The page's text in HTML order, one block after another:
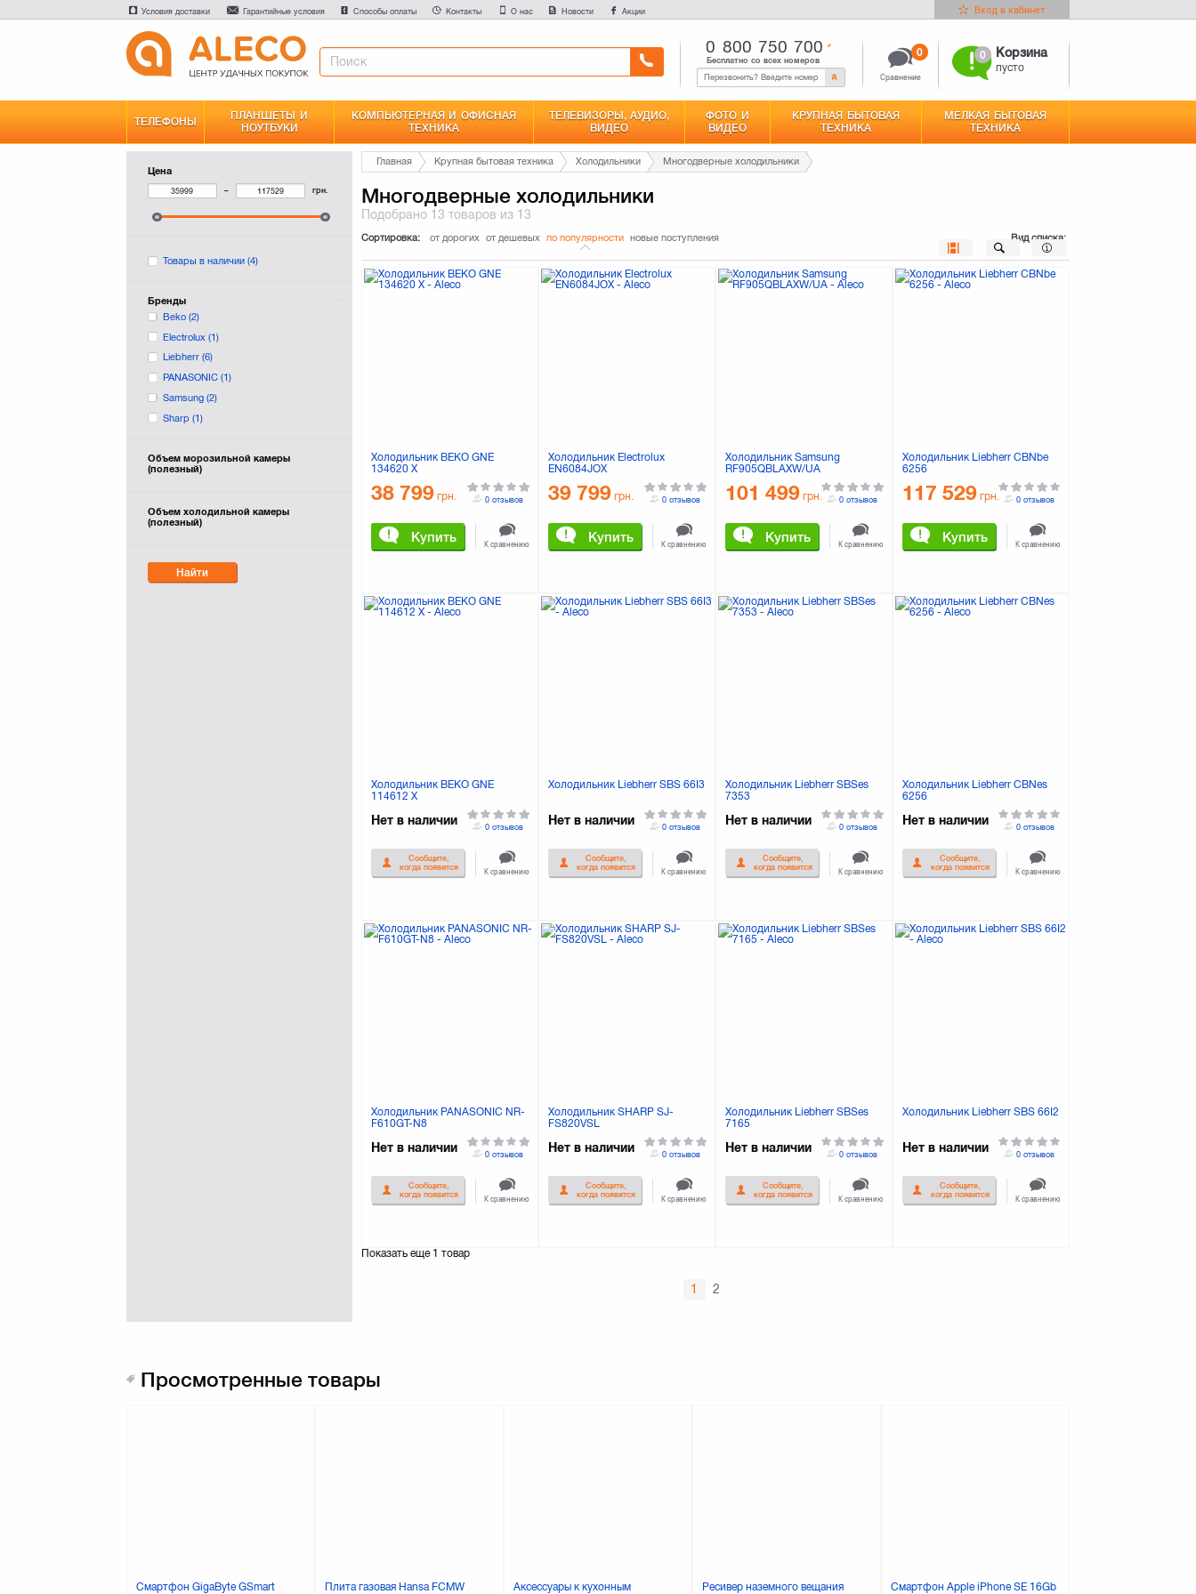
Условия доставки Гарантийные условия Способы оплаты Контакты О нас Новости Акции Вход в кабинет
0 800 750 700
Бесплатно со всех номеров
Сравнение
0 0 Корзина
пусто
ТЕЛЕФОНЫ
ПЛАНШЕТЫ И
НОУТБУКИ
КОМПЬЮТЕРНАЯ И ОФИСНАЯ
ТЕХНИКА
ТЕЛЕВИЗОРЫ, АУДИО,
ВИДЕО
ФОТО И
ВИДЕО
КРУПНАЯ БЫТОВАЯ
ТЕХНИКА
МЕЛКАЯ БЫТОВАЯ
ТЕХНИКА
Цена
– грн.
Товары в наличии(4)
Бренды
Beko(2)
Electrolux(1)
Liebherr(6)
PANASONIC(1)
Samsung(2)
Sharp(1)
Объем морозильной камеры
(полезный)
Объем холодильной камеры
(полезный)
Найти
Главная Крупная бытовая техника Холодильники Многодверные холодильники
Многодверные холодильники
Подобрано 13 товаров из 13
Сортировка: от дорогих от дешевых по популярности новые поступления Вид списка:
Холодильник BEKO GNE
134620 X
38 799 грн.
Купить
0 отзывов
К сравнению
Холодильник Electrolux
EN6084JOX
39 799 грн.
Купить
0 отзывов
К сравнению
Холодильник Samsung
RF905QBLAXW/UA
101 499 грн.
Купить
0 отзывов
К сравнению
Холодильник Liebherr CBNbe
6256
117 529 грн.
Купить
0 отзывов
К сравнению
Холодильник BEKO GNE
114612 X
Нет в наличии
Сообщите,
когда появится
0 отзывов
К сравнению
Холодильник Liebherr SBS 66I3
Нет в наличии
Сообщите,
когда появится
0 отзывов
К сравнению
Холодильник Liebherr SBSes
7353
Нет в наличии
Сообщите,
когда появится
0 отзывов
К сравнению
Холодильник Liebherr CBNes
6256
Нет в наличии
Сообщите,
когда появится
0 отзывов
К сравнению
Холодильник PANASONIC NR-
F610GT-N8
Нет в наличии
Сообщите,
когда появится
0 отзывов
К сравнению
Холодильник SHARP SJ-
FS820VSL
Нет в наличии
Сообщите,
когда появится
0 отзывов
К сравнению
Холодильник Liebherr SBSes
7165
Нет в наличии
Сообщите,
когда появится
0 отзывов
К сравнению
Холодильник Liebherr SBS 66I2
Нет в наличии
Сообщите,
когда появится
0 отзывов
К сравнению
Показать еще 1 товар
1 2
Просмотренные товары
Смартфон GigaByte GSmart
Плита газовая Hansa FCMW
Аксессуары к кухонным
Ресивер наземного вещания
Смартфон Apple iPhone SE 16Gb